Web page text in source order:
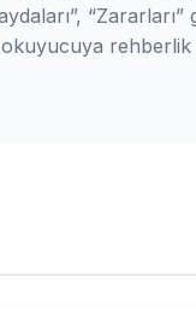
“Zararları”
rehberlik